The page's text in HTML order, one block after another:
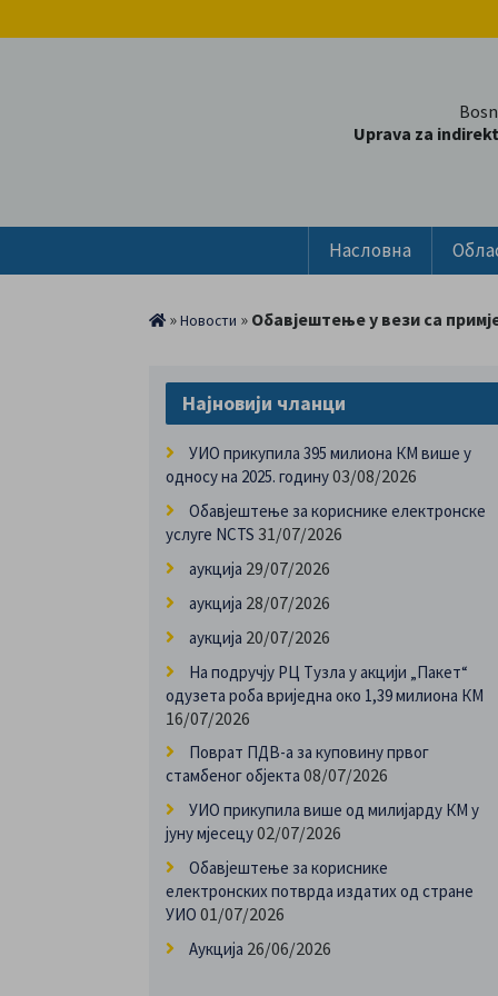
Uprava za
Насловна
»Новости » Обавјештење у вези са
Најновији чланци
УИО прикупила 395 милиона КМ више у
односу на 2025. годину03/08/2026
Обавјештење за кориснике електронске
услуге NCTS 31/07/2026
аукција 29/07/2026
аукција 28/07/2026
аукција 20/07/2026
На подручју РЦ Тузла у акцији „Пакет“
одузета роба вриједна око 1,39 милиона КМ
16/07/2026
Поврат ПДВ-а за куповину првог
стамбеног објекта 08/07/2026
УИО прикупила више од милијарду КМ у
јуну мјесецу02/07/2026
Обавјештење за кориснике
електронских потврда издатих од стране
УИО 01/07/2026
Аукција 26/06/2026